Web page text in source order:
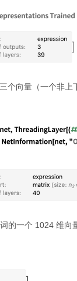
个向量（一个非
的一个 1024 维向